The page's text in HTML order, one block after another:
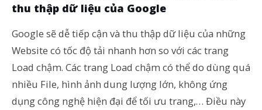
thu thập dữ liệu của Google
Google sẽ dễ tiếp cận và thu thập dữ liệu của những
Website có tốc độ tải nhanh hơn so với các trang
Load chậm. Các trang Load chậm có thể do dùng quá
nhiều File, hình ảnh dung lượng lớn, không ứng
dụng công nghệ hiện đại để tối ưu trang,… Điều này